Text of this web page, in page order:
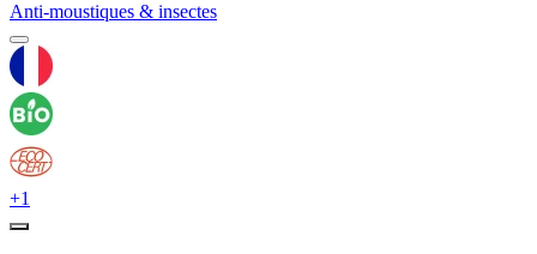
Anti-moustiques & insectes
+1